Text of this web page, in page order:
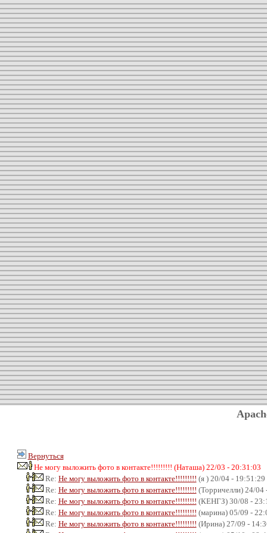
Вернуться
Не могу выложить фото в контакте!!!!!!!!! (Наташа) 22/03 - 20:31:03
Re: Не могу выложить фото в контакте!!!!!!!!! (я ) 20/04 - 19:51:29
Re: Не могу выложить фото в контакте!!!!!!!!! (Торричелли) 24/04
Re: Не могу выложить фото в контакте!!!!!!!!! (КЕНГЗ) 30/08 -
Re: Не могу выложить фото в контакте!!!!!!!!! (марина) 05/09 -
Re: Не могу выложить фото в контакте!!!!!!!!! (Ирина) 27/09 -